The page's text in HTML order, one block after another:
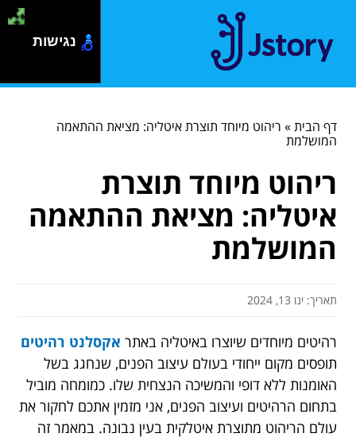
דף הבית» ריהוט מיוחד תוצרת איטליה: מציאת ההתאמה
המושלמת
ריהוט מיוחד תוצרת
איטליה: מציאת ההתאמה
המושלמת
תאריך: ינו 13, 2024
רהיטים מיוחדים שיוצרו באיטליה באתר אקסלנט רהיטים
תופסים מקום ייחודי בעולם עיצוב הפנים, שנחגג בשל
האומנות ללא דופי והמשיכה הנצחית שלו. כמומחה מוביל
בתחום הרהיטים ועיצוב הפנים, אני מזמין אתכם לחקור את
עולם הריהוט מתוצרת איטלקית בעין נבונה. במאמר זה
נגישות